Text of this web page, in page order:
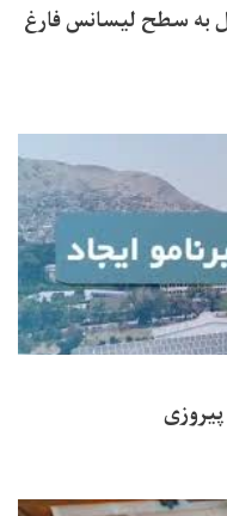
به سطح لیسانس فارغ